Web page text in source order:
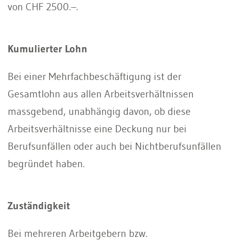
von CHF 2500.–.
Kumulierter Lohn
Bei einer Mehrfachbeschäftigung ist der
Gesamtlohn aus allen Arbeitsverhältnissen
massgebend, unabhängig davon, ob diese
Arbeitsverhältnisse eine Deckung nur bei
Berufsunfällen oder auch bei Nichtberufsunfällen
begründet haben.
Zuständigkeit
Bei mehreren Arbeitgebern bzw.